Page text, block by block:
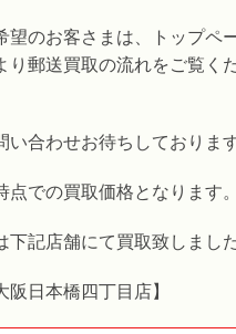
望のお客さまは、トップペ
り郵送買取の流れをご覧く
い合わせお待ちしておりま
での買取価格となります。
下記店舗にて買取致しました
阪日本橋四丁目店】